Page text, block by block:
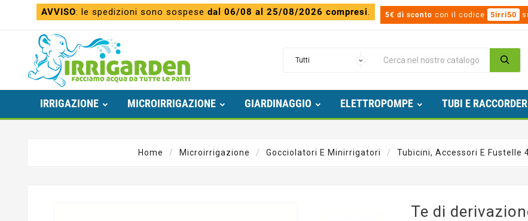
AVVISO: le spedizioni sono sospese dal 06/08 al 25/08/2026 compresi. 5€ di sconto con il codice 5irri50
IRRIGAZIONE MICROIRRIGAZIONE GIARDINAGGIO ELETTROPOMPE TUBI E
Home Microirrigazione Gocciolatori E Minirrigatori Tubicini, Accessori E Fustelle
Te di